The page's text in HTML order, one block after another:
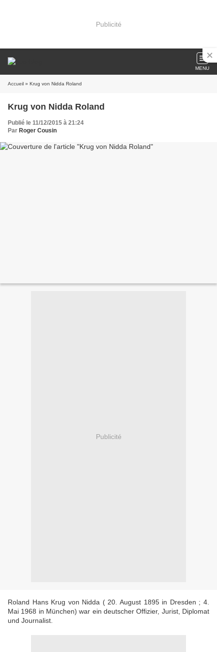
Publicité
MENU
Accueil » Krug von Nidda Roland
Krug von Nidda Roland
Publié le 11/12/2015 à 21:24
Par Roger Cousin
Publicité
Roland Hans Krug von Nidda ( 20. August 1895 in Dresden ; 4.
Mai 1968 in München) war ein deutscher Offizier, Jurist, Diplomat
und Journalist.